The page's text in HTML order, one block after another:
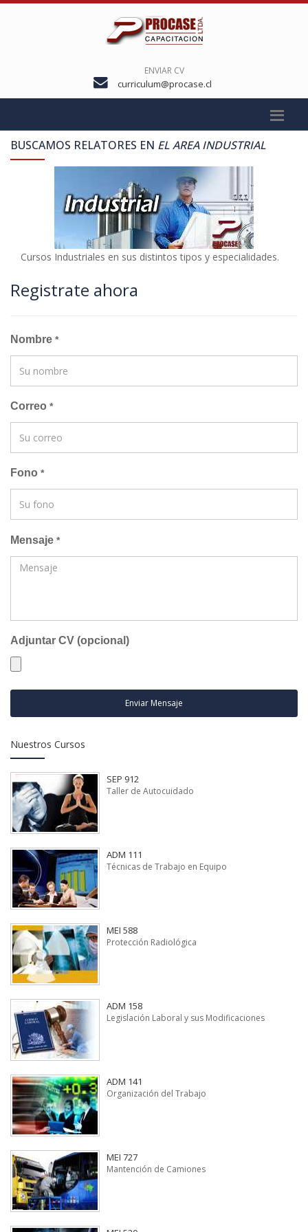
ENVIAR CV
curriculum@procase.cl
BUSCAMOS RELATORES EN EL AREA INDUSTRIAL
Cursos Industriales en sus distintos tipos y especialidades.
Registrate ahora
Nombre *
Correo *
Fono *
Mensaje *
Adjuntar CV (opcional)
Enviar Mensaje
Nuestros Cursos
SEP 912
Taller de Autocuidado
ADM 111
Técnicas de Trabajo en Equipo
MEI 588
Protección Radiológica
ADM 158
Legislación Laboral y sus Modificaciones
ADM 141
Organización del Trabajo
MEI 727
Mantención de Camiones